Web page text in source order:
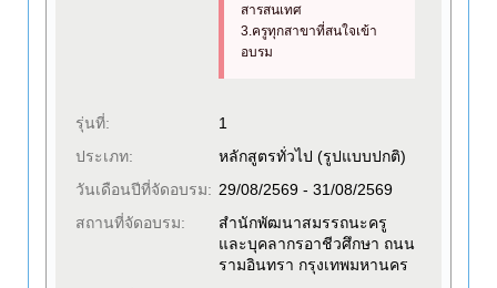
สารสนเทศ
3.ครูทุกสาขาที่สนใจเข้า
อบรม
รุ่นที่:
1
ประเภท:
หลักสูตรทั่วไป (รูปแบบปกติ)
วันเดือนปีที่จัดอบรม: 29/08/2569 - 31/08/2569
สถานที่จัดอบรม:
สำนักพัฒนาสมรรถนะครู
และบุคลากรอาชีวศึกษา ถนน
รามอินทรา กรุงเทพมหานคร